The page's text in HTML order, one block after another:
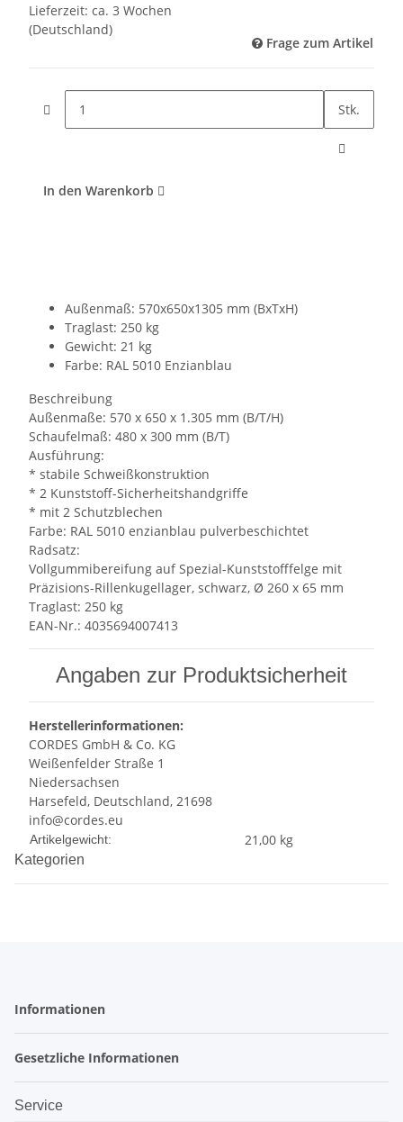
Lieferzeit: ca. 3 Wochen
(Deutschland)
Frage zum Artikel
Stk.
In den Warenkorb
Außenmaß: 570x650x1305 mm (BxTxH)
Traglast: 250 kg
Gewicht: 21 kg
Farbe: RAL 5010 Enzianblau
Beschreibung
Außenmaße: 570 x 650 x 1.305 mm (B/T/H)
Schaufelmaß: 480 x 300 mm (B/T)
Ausführung:
* stabile Schweißkonstruktion
* 2 Kunststoff-Sicherheitshandgriffe
* mit 2 Schutzblechen
Farbe: RAL 5010 enzianblau pulverbeschichtet
Radsatz:
Vollgummibereifung auf Spezial-Kunststofffelge mit
Präzisions-Rillenkugellager, schwarz, Ø 260 x 65 mm
Traglast: 250 kg
EAN-Nr.: 4035694007413
Angaben zur Produktsicherheit
Herstellerinformationen:
CORDES GmbH & Co. KG
Weißenfelder Straße 1
Niedersachsen
Harsefeld, Deutschland, 21698
info@cordes.eu
Produkteigenschaft
Wert
Artikelgewicht: 21,00 kg
Kategorien
Informationen
Gesetzliche Informationen
Service